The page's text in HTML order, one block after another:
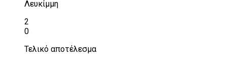
Λευκίμμη
2
0
Τελικό αποτέλεσμα